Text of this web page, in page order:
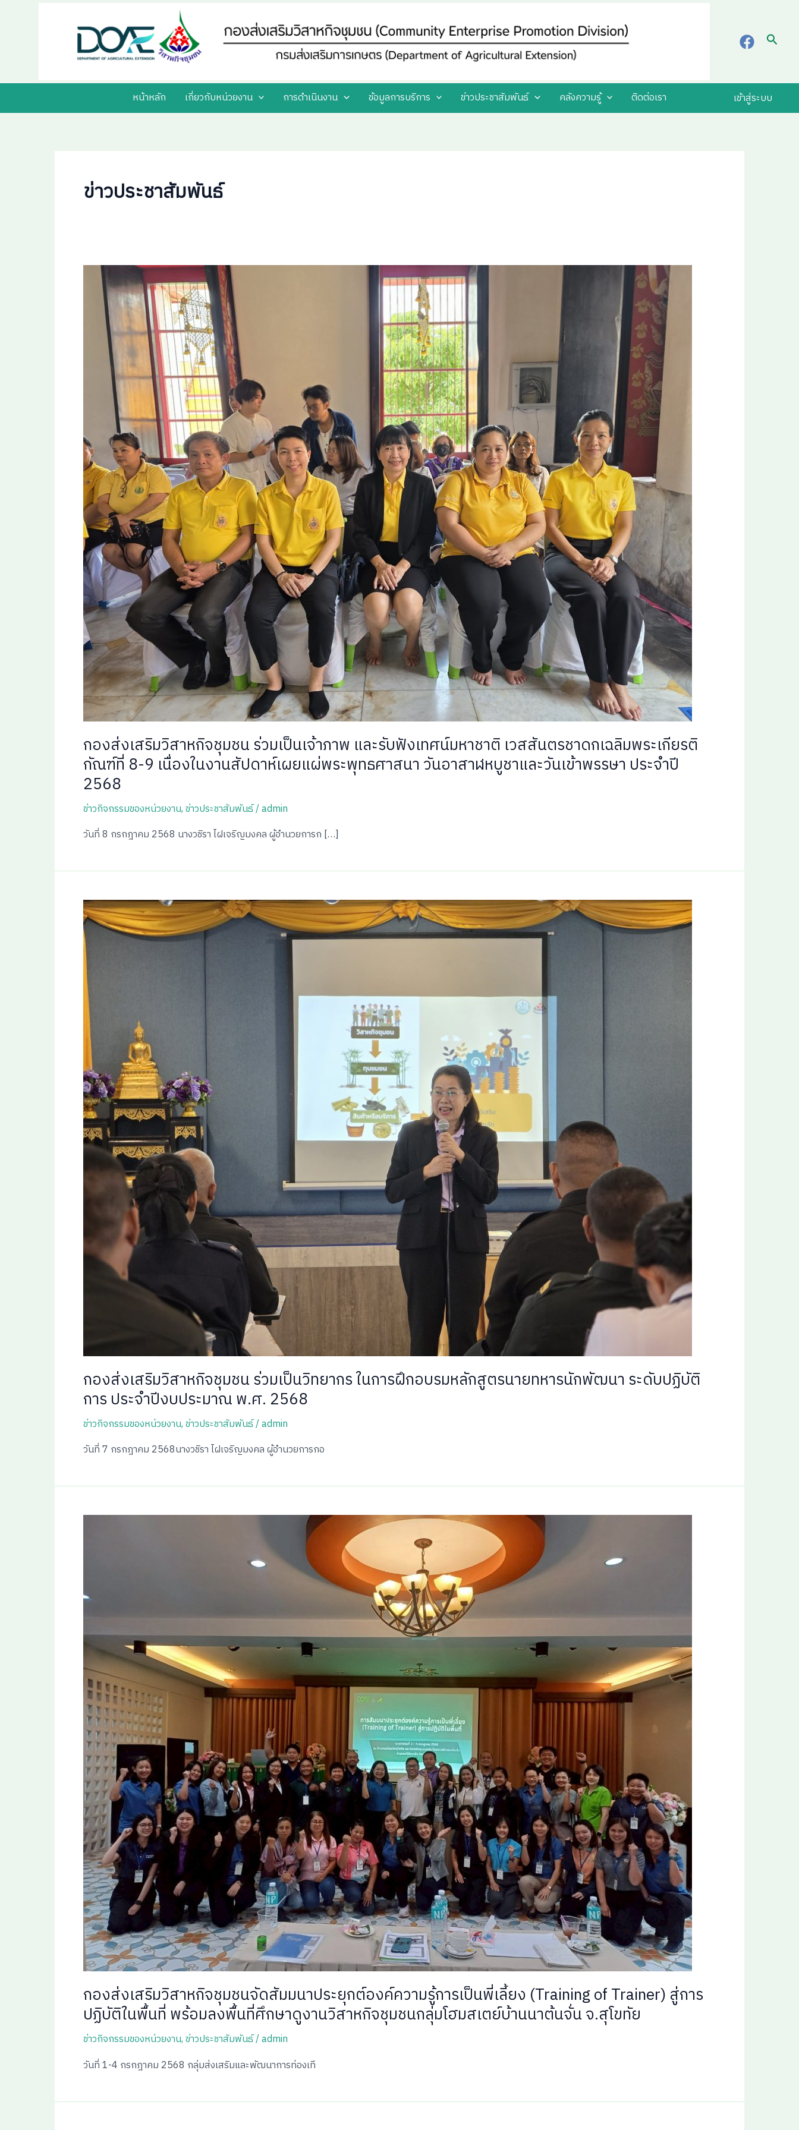
หน้าหลัก เกี่ยวกับหน่วยงาน การดำเนินงาน ข้อมูลการบริการ ข่าวประชาสัมพันธ์ คลังความรู้ ติดต่อเรา เข้าสู่ระบบ
ข่าวประชาสัมพันธ์
กองส่งเสริมวิสาหกิจชุมชน ร่วมเป็นเจ้าภาพ และรับฟังเทศน์มหาชาติ เวสสันตรชาดกเฉลิมพระเกียรติ
กัณฑ์ที่ 8-9 เนื่องในงานสัปดาห์เผยแผ่พระพุทธศาสนา วันอาสาฬหบูชาและวันเข้าพรรษา ประจำปี
2568
ข่าวกิจกรรมของหน่วยงาน,ข่าวประชาสัมพันธ์/admin
วันที่ 8 กรกฎาคม 2568 นางวชิรา ไฝเจริญมงคล ผู้อำนวยการก […]
กองส่งเสริมวิสาหกิจชุมชน ร่วมเป็นวิทยากร ในการฝึกอบรมหลักสูตรนายทหารนักพัฒนา ระดับปฏิบัติ
การ ประจำปีงบประมาณ พ.ศ. 2568
ข่าวกิจกรรมของหน่วยงาน,ข่าวประชาสัมพันธ์/admin
วันที่ 7 กรกฎาคม 2568นางวชิรา ไฝเจริญมงคล ผู้อำนวยการกอ
กองส่งเสริมวิสาหกิจชุมชนจัดสัมมนาประยุกต์องค์ความรู้การเป็นพี่เลี้ยง (Training of Trainer) สู่การ
ปฏิบัติในพื้นที่ พร้อมลงพื้นที่ศึกษาดูงานวิสาหกิจชุมชนกลุ่มโฮมสเตย์บ้านนาต้นจั่น จ.สุโขทัย
ข่าวกิจกรรมของหน่วยงาน,ข่าวประชาสัมพันธ์/admin
วันที่ 1-4 กรกฎาคม 2568 กลุ่มส่งเสริมและพัฒนาการท่องเที